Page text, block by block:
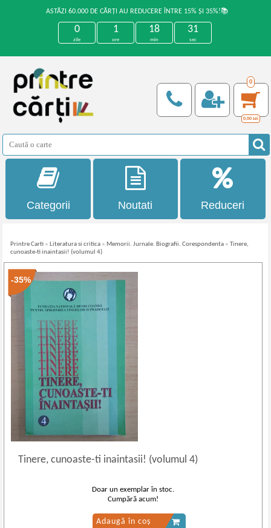
ASTĂZI 60.000 DE CĂRȚI AU REDUCERE ÎNTRE 15% ȘI 35%!📚
0
zile
1
ore
18
min
31
sec
0
0,00 Lei
Categorii Noutati Reduceri
Printre Carti » Literatura si critica » Memorii. Jurnale. Biografii. Corespondenta »Tinere,
cunoaste-ti inaintasii! (volumul 4)
-35%
Tinere, cunoaste-ti inaintasii! (volumul 4)
Doar un exemplar în stoc.
Cumpără acum!
Adaugă în coș